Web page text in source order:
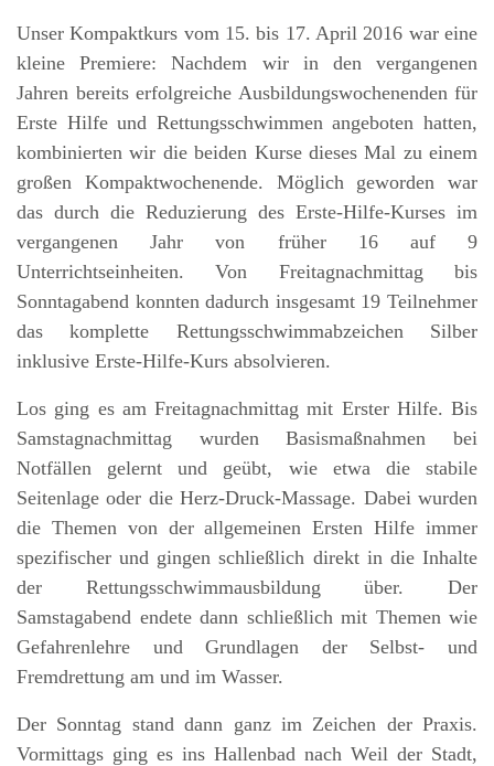
Unser Kompaktkurs vom 15. bis 17. April 2016 war eine
kleine Premiere: Nachdem wir in den vergangenen
Jahren bereits erfolgreiche Ausbildungswochenenden für
Erste Hilfe und Rettungsschwimmen angeboten hatten,
kombinierten wir die beiden Kurse dieses Mal zu einem
großen Kompaktwochenende. Möglich geworden war
das durch die Reduzierung des Erste-Hilfe-Kurses im
vergangenen Jahr von früher 16 auf 9
Unterrichtseinheiten. Von Freitagnachmittag bis
Sonntagabend konnten dadurch insgesamt 19 Teilnehmer
das komplette Rettungsschwimmabzeichen Silber
inklusive Erste-Hilfe-Kurs absolvieren.
Los ging es am Freitagnachmittag mit Erster Hilfe. Bis
Samstagnachmittag wurden Basismaßnahmen bei
Notfällen gelernt und geübt, wie etwa die stabile
Seitenlage oder die Herz-Druck-Massage. Dabei wurden
die Themen von der allgemeinen Ersten Hilfe immer
spezifischer und gingen schließlich direkt in die Inhalte
der Rettungsschwimmausbildung über. Der
Samstagabend endete dann schließlich mit Themen wie
Gefahrenlehre und Grundlagen der Selbst- und
Fremdrettung am und im Wasser.
Der Sonntag stand dann ganz im Zeichen der Praxis.
Vormittags ging es ins Hallenbad nach Weil der Stadt,